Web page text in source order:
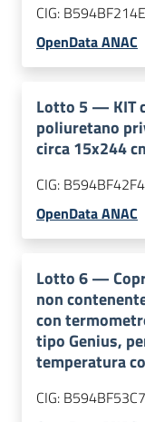
CIG: B594BF214E
OpenData ANAC
Lotto 5— KIT
poliuretano
circa 15x244
CIG: B594BF42F4
OpenData ANAC
Lotto6—
non
con
tipo Genius,
temperatura
CIG: B594BF53C7